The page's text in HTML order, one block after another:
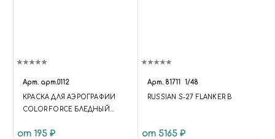
Арт. арт.0112
КРАСКА ДЛЯ АЭРОГРАФИИ
COLOR FORCE БЛЕДНЫЙ
от 195 ₽
Арт. 81711 1/48
RUSSIAN S-27 FLANKER B
от 5165 ₽